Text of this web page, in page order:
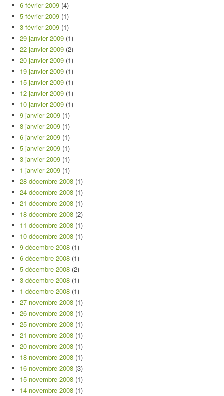
6 février 2009 (4)
5 février 2009 (1)
3 février 2009 (1)
29 janvier 2009 (1)
22 janvier 2009 (2)
20 janvier 2009 (1)
19 janvier 2009 (1)
15 janvier 2009 (1)
12 janvier 2009 (1)
10 janvier 2009 (1)
9 janvier 2009 (1)
8 janvier 2009 (1)
6 janvier 2009 (1)
5 janvier 2009 (1)
3 janvier 2009 (1)
1 janvier 2009 (1)
28 décembre 2008 (1)
24 décembre 2008 (1)
21 décembre 2008 (1)
18 décembre 2008 (2)
11 décembre 2008 (1)
10 décembre 2008 (1)
9 décembre 2008 (1)
6 décembre 2008 (1)
5 décembre 2008 (2)
3 décembre 2008 (1)
1 décembre 2008 (1)
27 novembre 2008 (1)
26 novembre 2008 (1)
25 novembre 2008 (1)
21 novembre 2008 (1)
20 novembre 2008 (1)
18 novembre 2008 (1)
16 novembre 2008 (3)
15 novembre 2008 (1)
14 novembre 2008 (1)